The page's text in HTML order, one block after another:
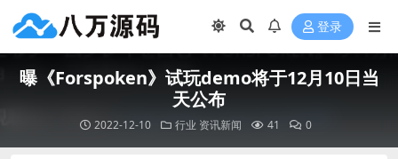
登录
曝《Forspoken》试玩demo将于12月10日当
天公布
2022-12-10 行业 资讯新闻 41 0